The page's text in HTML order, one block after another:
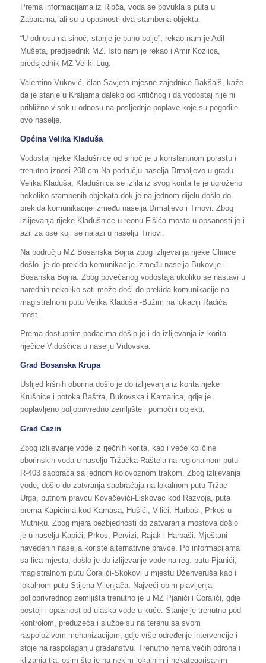
Prema informacijama iz Ripča, voda se povukla s puta u
Zabarama, ali su u opasnosti dva stambena objekta.
“U odnosu na sinoć, stanje je puno bolje”, rekao nam je Adil
Mušeta, predjsednik MZ. Isto nam je rekao i Amir Kozlica,
predsjednik MZ Veliki Lug.
Valentino Vuković, član Savjeta mjesne zajednice Bakšaiš, kaže
da je stanje u Kraljama daleko od kritičnog i da vodostaj nije ni
približno visok u odnosu na posljednje poplave koje su pogodile
ovo naselje.
Općina Velika Kladuša
Vodostaj rijeke Kladušnice od sinoć je u konstantnom porastu i
trenutno iznosi 208 cm.Na području naselja Drmaljevo u gradu
Velika Kladuša, Kladušnica se izlila iz svog korita te je ugroženo
nekoliko stambenih objekata dok je na jednom dijelu došlo do
prekida komunikacije između naselja Drmaljevo i Trnovi. Zbog
izlijevanja rijeke Kladušnice u reonu Fišića mosta u opsanosti je i
azil za pse koji se nalazi u naselju Trnovi.
Na području MZ Bosanska Bojna zbog izlijevanja rijeke Glinice
došlo je do prekida komunikacije između naselja Bukovlje i
Bosanska Bojna. Zbog povećanog vodostaja ukoliko se nastavi u
narednih nekoliko sati može doći do prekida komunikacije na
magistralnom putu Velika Kladuša -Bužim na lokaciji Radića
most.
Prema dostupnim podacima došlo je i do izlijevanja iz korita
riječice Vidoščica u naselju Vidovska.
Grad Bosanska Krupa
Uslijed kišnih oborina došlo je do izlijevanja iz korita rijeke
Krušnice i potoka Baštra, Bukovska i Kamarica, gdje je
poplavljeno poljoprivredno zemljište i pomoćni objekti.
Grad Cazin
Zbog izlijevanje vode iz rječnih korita, kao i veće količine
oborinskih voda u naselju Tržačka Raštela na regionalnom putu
R-403 saobraća sa jednom kolovoznom trakom. Zbog izlijevanja
vode, došlo do zatvranja saobraćaja na lokalnom putu Tržac-
Urga, putnom pravcu Kovačevići-Liskovac kod Razvoja, puta
prema Kapićima kod Kamasa, Hušići, Vilići, Harbaši, Prkos u
Mutniku. Zbog mjera bezbjednosti do zatvaranja mostova došlo
je u naselju Kapići, Prkos, Pervizi, Rajak i Harbaši. Mještani
navedenih naselja koriste alternativne pravce. Po informacijama
sa lica mjesta, došlo je do izlijevanje vode na reg. putu Pjanići,
magistralnom putu Ćoralići-Skokovi u mjestu Džehveruša kao i
lokalnom putu Stijena-Vilenjača. Najveći obim plavljenja
poljoprivrednog zemljišta trenutno je u MZ Pjanići i Ćoralići, gdje
postoji i opasnost od ulaska vode u kuće. Stanje je trenutno pod
kontrolom, preduzeća i službe su na terenu sa svom
raspoloživom mehanizacijom, gdje vrše određenje intervencije i
stoje na raspolaganju građanstvu. Trenutno nema većih odrona i
klizanja tla, osim što je na nekim lokalnim i nekategorisanim